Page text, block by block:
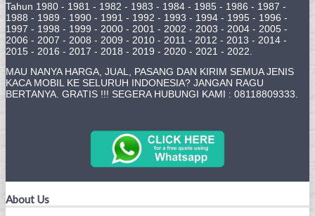
Tahun 1980 - 1981 - 1982 - 1983 - 1984 - 1985 - 1986 - 1987 -
1988 - 1989 - 1990 - 1991 - 1992 - 1993 - 1994 - 1995 - 1996 -
1997 - 1998 - 1999 - 2000 - 2001 - 2002 - 2003 - 2004 - 2005 -
2006 - 2007 - 2008 - 2009 - 2010 - 2011 - 2012 - 2013 - 2014 -
2015 - 2016 - 2017 - 2018 - 2019 - 2020 - 2021 - 2022.
MAU NANYA HARGA, JUAL, PASANG DAN KIRIM SEMUA JENIS
KACA MOBIL KE SELURUH INDONESIA? JANGAN RAGU
BERTANYA. GRATIS !!! SEGERA HUBUNGI KAMI : 08118809333.
About Us